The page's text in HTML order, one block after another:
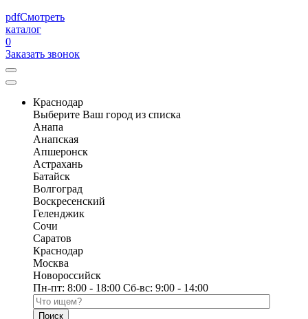
pdfСмотреть
каталог
0
Заказать звонок
Краснодар
Выберите Ваш город из списка
Анапа
Анапская
Апшеронск
Астрахань
Батайск
Волгоград
Воскресенский
Геленджик
Сочи
Саратов
Краснодар
Москва
Новороссийск
Пн-пт: 8:00 - 18:00 Сб-вс: 9:00 - 14:00
Поиск по каталогу